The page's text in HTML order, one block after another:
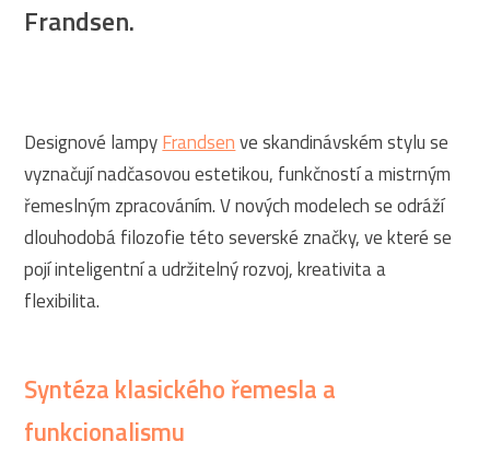
Frandsen.
Designové lampyFrandsenve skandinávském stylu se
vyznačují nadčasovou estetikou, funkčností a mistrným
řemeslným zpracováním. V nových modelech se odráží
dlouhodobá filozofie této severské značky, ve které se
pojí inteligentní a udržitelný rozvoj, kreativita a
flexibilita.
Syntéza klasického řemesla a
funkcionalismu